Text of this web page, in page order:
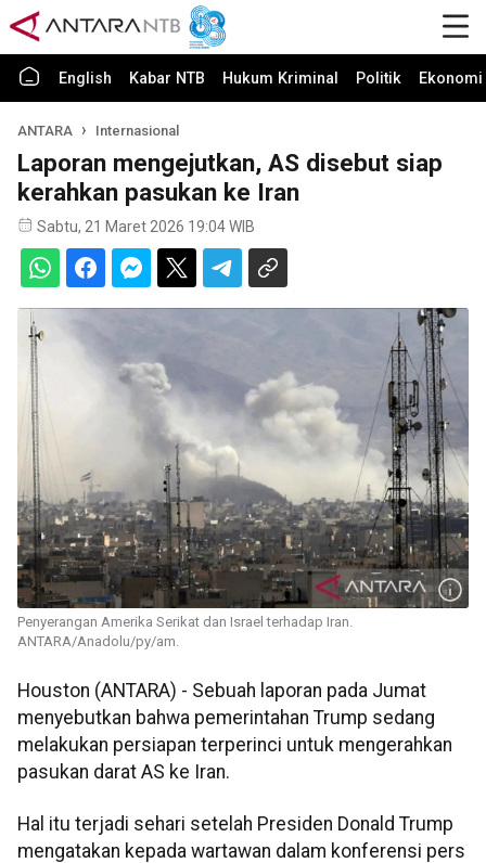
English Kabar NTB Hukum Kriminal Politik
ANTARA Internasional
Laporan mengejutkan, AS disebut siap
kerahkan pasukan ke Iran
Sabtu, 21 Maret 2026 19:04 WIB
Penyerangan Amerika Serikat dan Israel terhadap Iran.
ANTARA/Anadolu/py/am.
Houston (ANTARA) - Sebuah laporan pada Jumat
menyebutkan bahwa pemerintahan Trump sedang
melakukan persiapan terperinci untuk mengerahkan
pasukan darat AS ke Iran.
Hal itu terjadi sehari setelah Presiden Donald Trump
mengatakan kepada wartawan dalam konferensi pers